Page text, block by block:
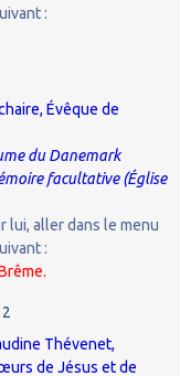
:
Évêque de
du Danemark
facultative (Église
lui, aller dans le menu
:
Thévenet,
de Jésus et de